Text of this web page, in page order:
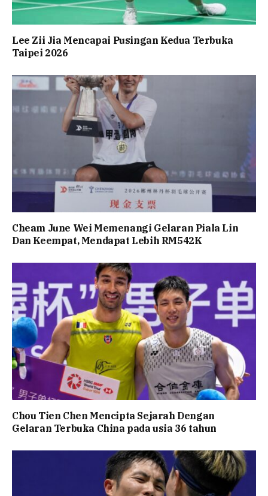
Lee Zii Jia Mencapai Pusingan Kedua Terbuka
Taipei 2026
Cheam June Wei Memenangi Gelaran Piala Lin
Dan Keempat, Mendapat Lebih RM542K
Chou Tien Chen Mencipta Sejarah Dengan
Gelaran Terbuka China pada usia 36 tahun